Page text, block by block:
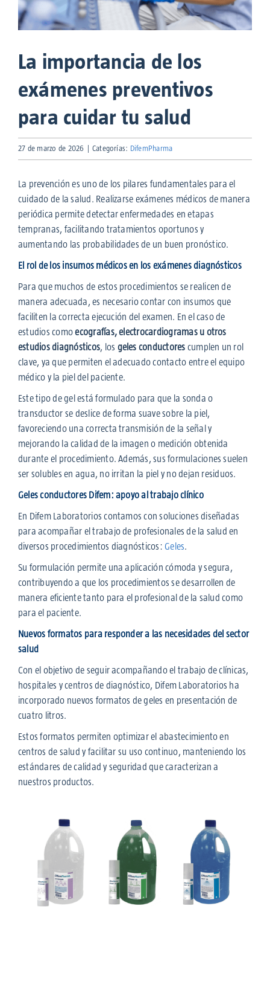
La importancia de los
exámenes preventivos
para cuidar tu salud
27 de marzo de 2026 Categorías: DifemPharma
La prevención es uno de los pilares fundamentales para el
cuidado de la salud. Realizarse exámenes médicos de manera
periódica permite detectar enfermedades en etapas
tempranas, facilitando tratamientos oportunos y
aumentando las probabilidades de un buen pronóstico.
El rol de los insumos médicos en los exámenes diagnósticos
Para que muchos de estos procedimientos se realicen de
manera adecuada, es necesario contar con insumos que
faciliten la correcta ejecución del examen. En el caso de
estudios comoecografías, electrocardiogramas u otros
estudios diagnósticos, los geles conductores cumplen un rol
clave, ya que permiten el adecuado contacto entre el equipo
médico y la piel del paciente.
Este tipo de gel está formulado para que la sonda o
transductor se deslice de forma suave sobre la piel,
favoreciendo una correcta transmisión de la señal y
mejorando la calidad de la imagen o medición obtenida
durante el procedimiento. Además, sus formulaciones suelen
ser solubles en agua, no irritan la piel y no dejan residuos.
Geles conductores Difem: apoyo al trabajo clínico
En Difem Laboratorios contamos con soluciones diseñadas
para acompañar el trabajo de profesionales de la salud en
diversos procedimientos diagnósticos: Geles.
Su formulación permite una aplicación cómoda y segura,
contribuyendo a que los procedimientos se desarrollen de
manera eficiente tanto para el profesional de la salud como
para el paciente.
Nuevos formatos para responder a las necesidades del sector
salud
Con el objetivo de seguir acompañando el trabajo de clínicas,
hospitales y centros de diagnóstico, Difem Laboratorios ha
incorporado nuevos formatos de geles en presentación de
cuatro litros.
Estos formatos permiten optimizar el abastecimiento en
centros de salud y facilitar su uso continuo, manteniendo los
estándares de calidad y seguridad que caracterizan a
nuestros productos.